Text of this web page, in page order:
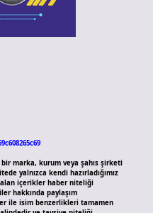
marka, kurum veya şahıs şirketi
yalnızca kendi hazırladığımız
alan içerikler haber niteliği
hakkında paylaşım
ile isim benzerlikleri tamamen